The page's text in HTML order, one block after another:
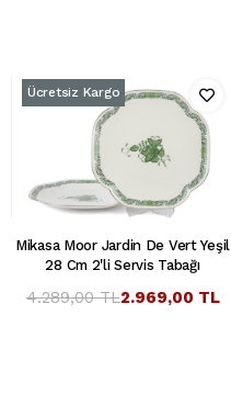
Mikasa Moor Jardin De Vert Yeşil
28 Cm 2'li Servis Tabağı
2.969,00 TL
4.289,00 TL
Ücretsiz Kargo